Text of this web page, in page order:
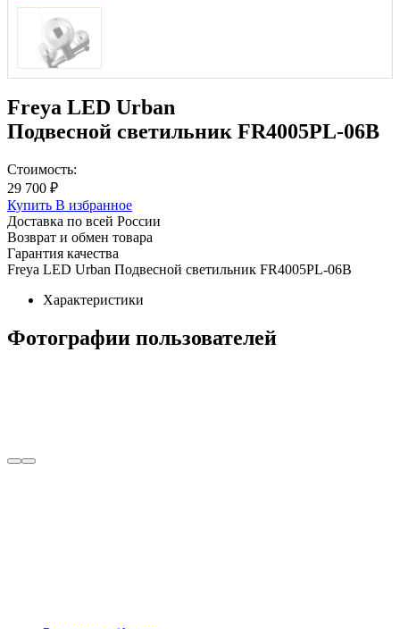
Freya LED Urban
Подвесной светильник FR4005PL-06B
Стоимость:
29 700 ₽
Купить В избранное
Доставка по всей России
Возврат и обмен товара
Гарантия качества
Freya LED Urban Подвесной светильник FR4005PL-06B
Характеристики
Фотографии пользователей